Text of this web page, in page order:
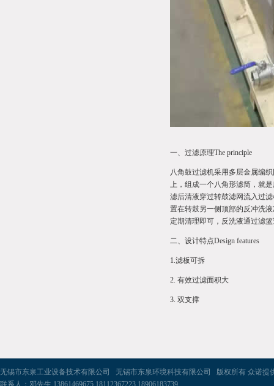
一、过滤原理The principle
八角鼓过滤机采用多层金属编
上，组成一个八角形滤筒，就
滤后清液穿过转鼓滤网流入过
置在转鼓另一侧顶部的反冲洗
定期清理即可，反洗液通过滤
二、设计特点Design features
1.滤板可拆
2. 有效过滤面积大
3. 双支撑
无锡市东泉工业设备技术有限公司 无锡市东泉环境科技有限公司 版权所有 众诺提
联系人：邓先生 13861469675 18112367223 18906183739